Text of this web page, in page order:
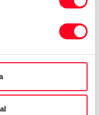
adress eller
med och gå